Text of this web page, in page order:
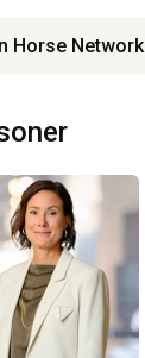
Horse Network